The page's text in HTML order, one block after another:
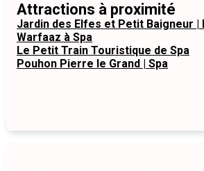
Attractions à proximité
Jardin des Elfes et Petit Baigneur |
Warfaaz à Spa
Le Petit Train Touristique de Spa
Pouhon Pierre le Grand | Spa